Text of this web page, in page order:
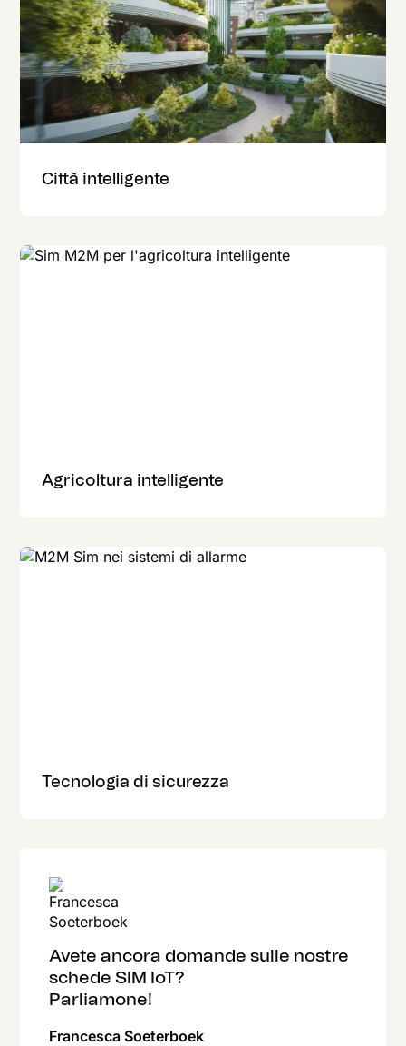
Città intelligente
Agricoltura intelligente
Tecnologia di sicurezza
Avete ancora domande sulle nostre
schede SIM IoT?
Parliamone!
Francesca Soeterboek